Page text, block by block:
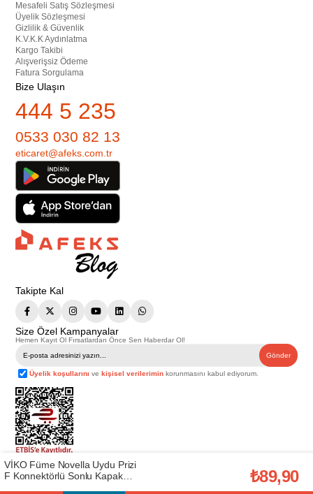
Mesafeli Satış Sözleşmesi
Üyelik Sözleşmesi
Gizlilik & Güvenlik
K.V.K.K Aydınlatma
Kargo Takibi
Alışverişsiz Ödeme
Fatura Sorgulama
Bize Ulaşın
444 5 235
0533 030 82 13
eticaret@afeks.com.tr
Takipte Kal
Size Özel Kampanyalar
Hemen Kayıt Ol Fırsatlardan Önce Sen Haberdar Ol!
Gönder
Üyelik koşullarını vekişisel verilerimin korunmasını kabul ediyorum.
Telif Hakkı © 2026 Afeks Yapı Market
. Tüm hakları saklıdır.
Bu web sitesindeki tüm ürünler ticari amaçlıdır. Web sitemizde yer alan
görsel ve yazılı içerikler firmamıza ait olup, firmamızın yazılı izni alınmadan
VİKO Füme Novella Uydu Prizi
F Konnektörlü Sonlu Kapak
₺89,90